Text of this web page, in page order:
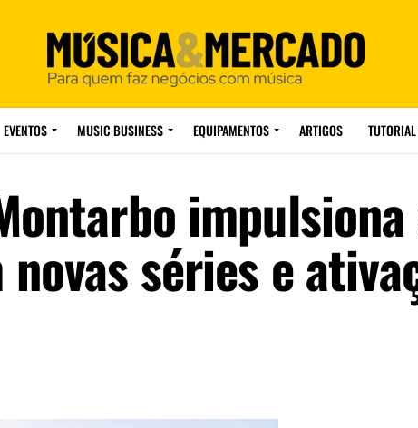
EVENTOS MUSIC BUSINESS EQUIPAMENTOS ARTIGOS TUTORIAL
impulsiona
séries e